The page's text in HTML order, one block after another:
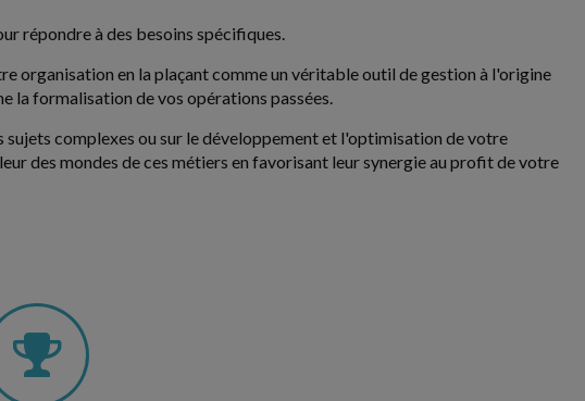
répondre à des besoins spécifiques.
organisation en la plaçant comme un véritable outil de gestion à l'origine
la formalisation de vos opérations passées.
complexes ou sur le développement et l'optimisation de votre
des mondes de ces métiers en favorisant leur synergie au profit de votre